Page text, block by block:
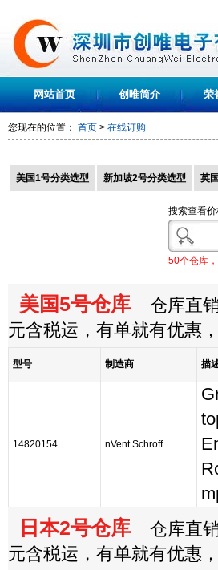
网站首页 创唯简介 荣
您现在的位置： 首页 > 在线订购
美国1号分类选型 新加坡2号分类选型 英
搜索查看
50个仓库
美国5号仓库 仓库直销
元含税运，有单就有优惠
型号 制造商 描
14820154 nVent Schroff
日本2号仓库 仓库直销
元含税运，有单就有优惠